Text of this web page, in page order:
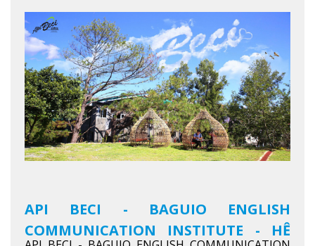
API BECI - BAGUIO ENGLISH
COMMUNICATION INSTITUTE - HỆ